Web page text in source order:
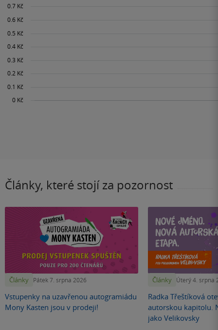
Články, které stojí za pozornost
Články Pátek 7. srpna 2026
Vstupenky na uzavřenou autogramiádu
Mony Kasten jsou v prodeji!
Články Úterý 4. srpna
Radka Třeštíková
autorskou kapitolu.
jako Velikovsky